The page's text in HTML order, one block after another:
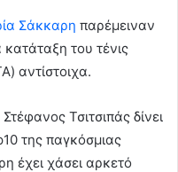
Σάκκαρη παρέμειναν
κατάταξη του τένις
αντίστοιχα.
Τσιτσιπάς δίνει
της παγκόσμιας
έχει χάσει αρκετό